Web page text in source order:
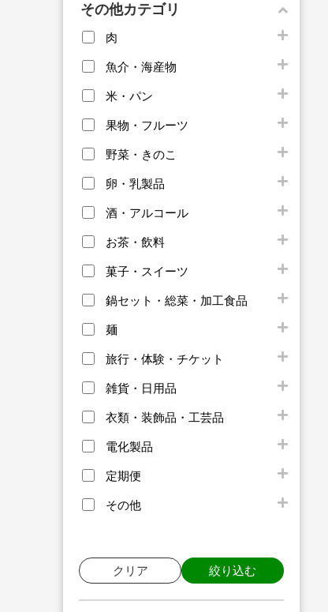
その他カテゴリ
肉
魚介・海産物
米・パン
果物・フルーツ
野菜・きのこ
卵・乳製品
酒・アルコール
お茶・飲料
菓子・スイーツ
鍋セット・総菜・加工食品
麺
旅行・体験・チケット
雑貨・日用品
衣類・装飾品・工芸品
電化製品
定期便
その他
クリア 絞り込む